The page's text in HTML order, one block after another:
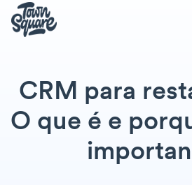
CRM para
O que é e